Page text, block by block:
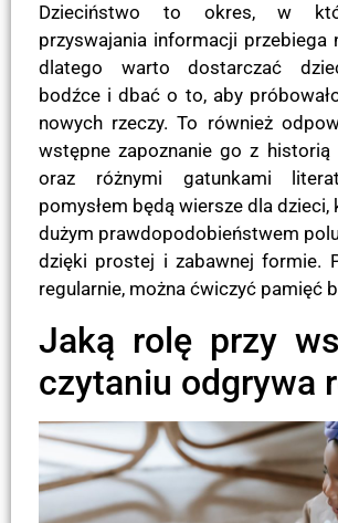
Dzieciństwo to okres, w
przyswajania informacji przebiega
dlatego warto dostarczać
bodźce i dbać o to, aby
nowych rzeczy. To również
wstępne zapoznanie go z
oraz różnymi gatunkami
pomysłem będą wiersze dla dzieci,
dużym prawdopodobieństwem
dzięki prostej i zabawnej formie.
regularnie, można ćwiczyć pamięć
Jaką rolę przy
czytaniu odgrywa